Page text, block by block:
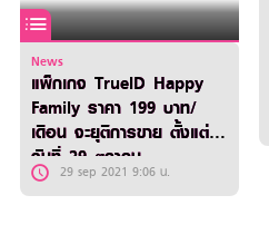
News
แพ็กเกจ TrueID Happy
Family ราคา 199 บาท/
เดือน จะยุติการขาย ตั้งแต่
วันที่ 29 ตุลาคม
2564 เป็นต้นไป
29 sep 2021 9:06 น.